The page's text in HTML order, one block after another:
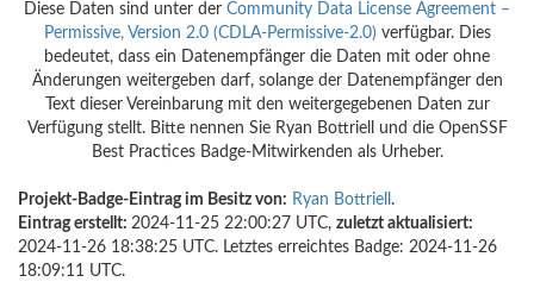
Diese Daten sind unter der Community Data License Agreement –
Permissive, Version 2.0 (CDLA-Permissive-2.0) verfügbar. Dies
bedeutet, dass ein Datenempfänger die Daten mit oder ohne
Änderungen weitergeben darf, solange der Datenempfänger den
Text dieser Vereinbarung mit den weitergegebenen Daten zur
Verfügung stellt. Bitte nennen Sie Ryan Bottriell und die OpenSSF
Best Practices Badge-Mitwirkenden als Urheber.
Projekt-Badge-Eintrag im Besitz von: Ryan Bottriell .
Eintrag erstellt: 2024-11-25 22:00:27 UTC, zuletzt aktualisiert:
2024-11-26 18:38:25 UTC. Letztes erreichtes Badge: 2024-11-26
18:09:11 UTC.